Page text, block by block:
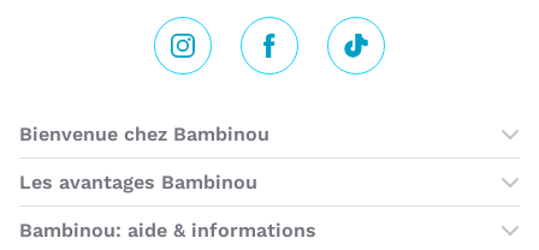
Instagram Facebook Tik Tok
Bienvenue chez Bambinou
Les boutiques Bambinou
Les avantages Bambinou
Cartes cadeaux
Bambinou: aide & informations